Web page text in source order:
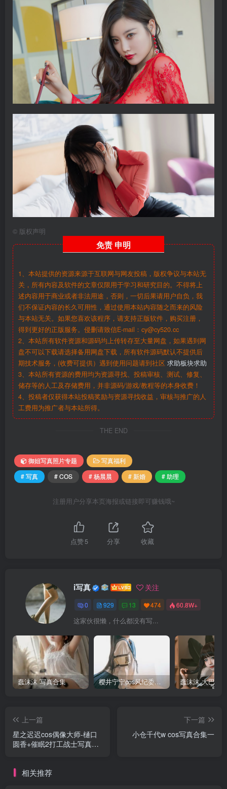
© 版权声明
免责 申明
1、本站提供的资源来源于互联网与网友投稿，版权争议与本站无
关，所有内容及软件的文章仅限用于学习和研究目的。不得将上
述内容用于商业或者非法用途，否则，一切后果请用户自负，我
们不保证内容的长久可用性，通过使用本站内容随之而来的风险
与本站无关。如果您喜欢该程序，请支持正版软件，购买注册，
得到更好的正版服务。侵删请致信E-mail：cy@cy520.cc
2、本站所有软件资源和源码均上传转存至大量网盘，如果遇到网
盘不可以下载请选择备用网盘下载，所有软件源码默认不提供后
期技术服务，(收费可提供）遇到使用问题请到社区 求助板块求助
3、本站所有资源的费用均为资源寻找、投稿审核、测试、修复、
储存等的人工及存储费用，并非源码/游戏/教程等的本身收费！
4、投稿者仅获得本站投稿奖励与资源寻找收益，审核与推广的人
工费用为推广者与本站所得。
THE END
御姐写真照片专题
写真福利
# 写真
# COS # 杨晨晨 # 新婚 # 助理
注册用户分享本页海报或链接即可赚钱哦~
点赞5 分享 收藏
i写真 关注
0 929 13 474 60.8W+
这家伙很懒，什么都没有写...
蠢沫沫 写真合集 樱井宁宁cos风纪委员写真套图
上一篇
星之迟迟cos偶像大师-樋口
圆香+催眠2打工战士写真合
下一篇
小仓千代w cos写真合集一
相关推荐